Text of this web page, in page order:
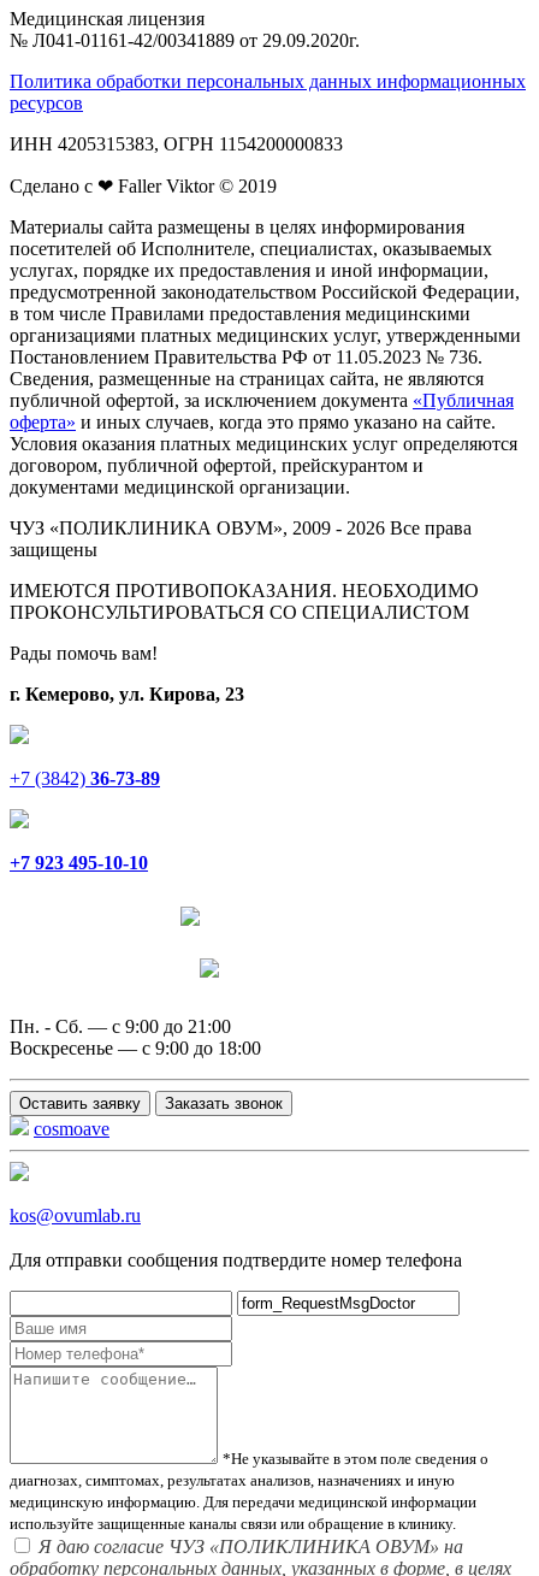
Медицинская лицензия
№ Л041‑01161‑42/00341889 от 29.09.2020г.
Политика обработки персональных данных информационных
ресурсов
ИНН 4205315383, ОГРН 1154200000833
Сделано с ❤ Faller Viktor © 2019
Материалы сайта размещены в целях информирования
посетителей об Исполнителе, специалистах, оказываемых
услугах, порядке их предоставления и иной информации,
предусмотренной законодательством Российской Федерации,
в том числе Правилами предоставления медицинскими
организациями платных медицинских услуг, утвержденными
Постановлением Правительства РФ от 11.05.2023 № 736.
Сведения, размещенные на страницах сайта, не являются
публичной офертой, за исключением документа «Публичная
оферта» и иных случаев, когда это прямо указано на сайте.
Условия оказания платных медицинских услуг определяются
договором, публичной офертой, прейскурантом и
документами медицинской организации.
ЧУЗ «ПОЛИКЛИНИКА ОВУМ», 2009 - 2026 Все права
защищены
ИМЕЮТСЯ ПРОТИВОПОКАЗАНИЯ. НЕОБХОДИМО
ПРОКОНСУЛЬТИРОВАТЬСЯ СО СПЕЦИАЛИСТОМ
Рады помочь вам!
г. Кемерово, ул. Кирова, 23
+7 (3842) 36-73-89
+7 923 495-10-10
Пн. - Сб. — с 9:00 до 21:00
Воскресенье — с 9:00 до 18:00
Оставить заявку Заказать звонок
cosmoave
kos@ovumlab.ru
Для отправки сообщения подтвердите номер телефона
*Не указывайте в этом поле сведения о
диагнозах, симптомах, результатах анализов, назначениях и иную
медицинскую информацию. Для передачи медицинской информации
используйте защищенные каналы связи или обращение в клинику.
Я даю согласие ЧУЗ «ПОЛИКЛИНИКА ОВУМ» на
обработку персональных данных, указанных в форме, в целях